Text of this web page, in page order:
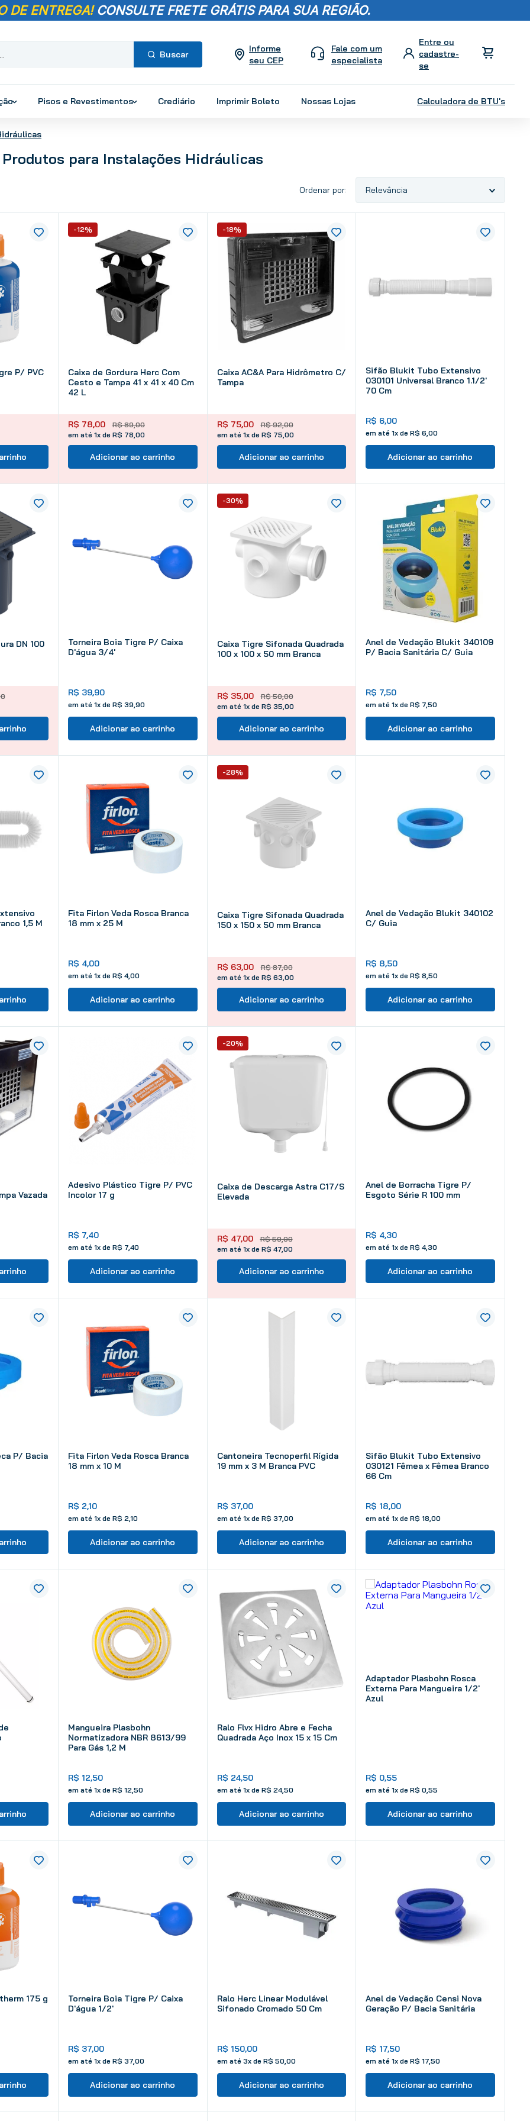
DE ENTREGA! CONSULTE FRETE GRÁTIS PARA SUA REGIÃO.
Informe
seu CEP
Fale com um
especialista
Pisos e Revestimentos Crediário Imprimir Boleto Nossas Lojas Calculadora de BTU's
Produtos para Instalações Hidráulicas
Relevância
P/ PVC
Caixa de Gordura Herc Com
Cesto e Tampa 41 x 41 x 40 Cm
42 L
R$ 89,00
R$ 78,00
em até 1x de R$ 78,00
-12%
Adicionar ao carrinho
Caixa AC&A Para Hidrômetro C/
Tampa
R$ 92,00
R$ 75,00
em até 1x de R$ 75,00
-18%
Adicionar ao carrinho
Sifão Blukit Tubo Extensivo
030101 Universal Branco 1.1/2'
70 Cm
R$ 6,00
em até 1x de R$ 6,00
Adicionar ao carrinho
DN 100
Torneira Boia Tigre P/ Caixa
D'água 3/4'
R$ 39,90
em até 1x de R$ 39 90
Adicionar ao carrinho
Caixa Tigre Sifonada Quadrada
100 x 100 x 50 mm Branca
R$ 50,00
R$ 35,00
em até 1x de R$ 35,00
-30%
Adicionar ao carrinho
Anel de Vedação Blukit 340109
P/ Bacia Sanitária C/ Guia
R$ 7,50
em até 1x de R$ 7 50
Adicionar ao carrinho
1,5 M
Fita Firlon Veda Rosca Branca
18 mm x 25 M
R$ 4,00
em até 1x de R$ 4,00
Adicionar ao carrinho
Caixa Tigre Sifonada Quadrada
150 x 150 x 50 mm Branca
R$ 87,00
R$ 63,00
em até 1x de R$ 63,00
-28%
Adicionar ao carrinho
Anel de Vedação Blukit 340102
C/ Guia
R$ 8,50
em até 1x de R$ 8,50
Adicionar ao carrinho
Vazada
Adesivo Plástico Tigre P/ PVC
Incolor 17 g
R$ 7,40
em até 1x de R$ 7 40
Adicionar ao carrinho
Caixa de Descarga Astra C17/S
Elevada
R$ 59,00
R$ 47,00
em até 1x de R$ 47,00
-20%
Adicionar ao carrinho
Anel de Borracha Tigre P/
Esgoto Série R 100 mm
R$ 4,30
em até 1x de R$ 4,30
Adicionar ao carrinho
P/ Bacia
Fita Firlon Veda Rosca Branca
18 mm x 10 M
R$ 2,10
em até 1x de R$ 2,10
Adicionar ao carrinho
Cantoneira Tecnoperfil Rígida
19 mm x 3 M Branca PVC
R$ 37,00
em até 1x de R$ 37,00
Adicionar ao carrinho
Sifão Blukit Tubo Extensivo
030121 Fêmea x Fêmea Branco
66 Cm
R$ 18,00
em até 1x de R$ 18,00
Adicionar ao carrinho
Mangueira Plasbohn
Normatizadora NBR 8613/99
Para Gás 1,2 M
R$ 12,50
em até 1x de R$ 12 50
Adicionar ao carrinho
Ralo Flvx Hidro Abre e Fecha
Quadrada Aço Inox 15 x 15 Cm
R$ 24,50
em até 1x de R$ 24,50
Adicionar ao carrinho
Adaptador Plasbohn Rosca
Externa Para Mangueira 1/2'
Azul
R$ 0,55
em até 1x de R$ 0 55
Adicionar ao carrinho
175 g
Torneira Boia Tigre P/ Caixa
D'água 1/2'
R$ 37,00
em até 1x de R$ 37,00
Adicionar ao carrinho
Ralo Herc Linear Modulável
Sifonado Cromado 50 Cm
R$ 150,00
em até 3x de R$ 50,00
Adicionar ao carrinho
Anel de Vedação Censi Nova
Geração P/ Bacia Sanitária
R$ 17,50
em até 1x de R$ 17,50
Adicionar ao carrinho
Termos mais
4º
revestimento
7º
cimento
8º
torneira
9
telha
10
tinta